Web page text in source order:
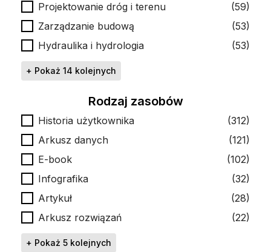
Projektowanie dróg i terenu
(59)
Zarządzanie budową
(53)
Hydraulika i hydrologia
(53)
+ Pokaż 14 kolejnych
Rodzaj zasobów
Rodzaj zasobów
Historia użytkownika
(312)
Arkusz danych
(121)
E-book
(102)
Infografika
(32)
Artykuł
(28)
Arkusz rozwiązań
(22)
+ Pokaż 5 kolejnych